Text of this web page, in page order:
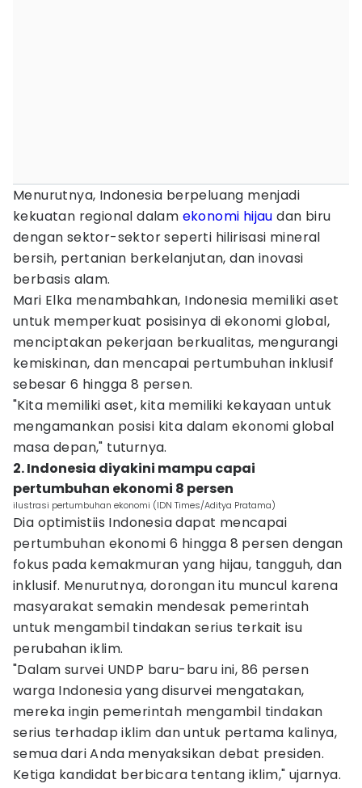
Menurutnya, Indonesia berpeluang menjadi
kekuatan regional dalam ekonomi hijau dan biru
dengan sektor-sektor seperti hilirisasi mineral
bersih, pertanian berkelanjutan, dan inovasi
berbasis alam.
Mari Elka menambahkan, Indonesia memiliki aset
untuk memperkuat posisinya di ekonomi global,
menciptakan pekerjaan berkualitas, mengurangi
kemiskinan, dan mencapai pertumbuhan inklusif
sebesar 6 hingga 8 persen.
"Kita memiliki aset, kita memiliki kekayaan untuk
mengamankan posisi kita dalam ekonomi global
masa depan," tuturnya.
2. Indonesia diyakini mampu capai
pertumbuhan ekonomi 8 persen
ilustrasi pertumbuhan ekonomi (IDN Times/Aditya Pratama)
Dia optimistiis Indonesia dapat mencapai
pertumbuhan ekonomi 6 hingga 8 persen dengan
fokus pada kemakmuran yang hijau, tangguh, dan
inklusif. Menurutnya, dorongan itu muncul karena
masyarakat semakin mendesak pemerintah
untuk mengambil tindakan serius terkait isu
perubahan iklim.
"Dalam survei UNDP baru-baru ini, 86 persen
warga Indonesia yang disurvei mengatakan,
mereka ingin pemerintah mengambil tindakan
serius terhadap iklim dan untuk pertama kalinya,
semua dari Anda menyaksikan debat presiden.
Ketiga kandidat berbicara tentang iklim," ujarnya.